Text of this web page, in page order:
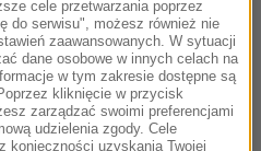
przyznał się do tych
się wymierzeniu kary.
ograniczenia w
szef zakopiańskiej
cele przetwarzania poprzez
do serwisu", możesz również nie
zaawansowanych. W sytuacji
dane osobowe w innych celach na
w tym zakresie dostępne są
kliknięcie w przycisk
zarządzać swoimi preferencjami
udzielenia zgody. Cele
konieczności uzyskania Twojej